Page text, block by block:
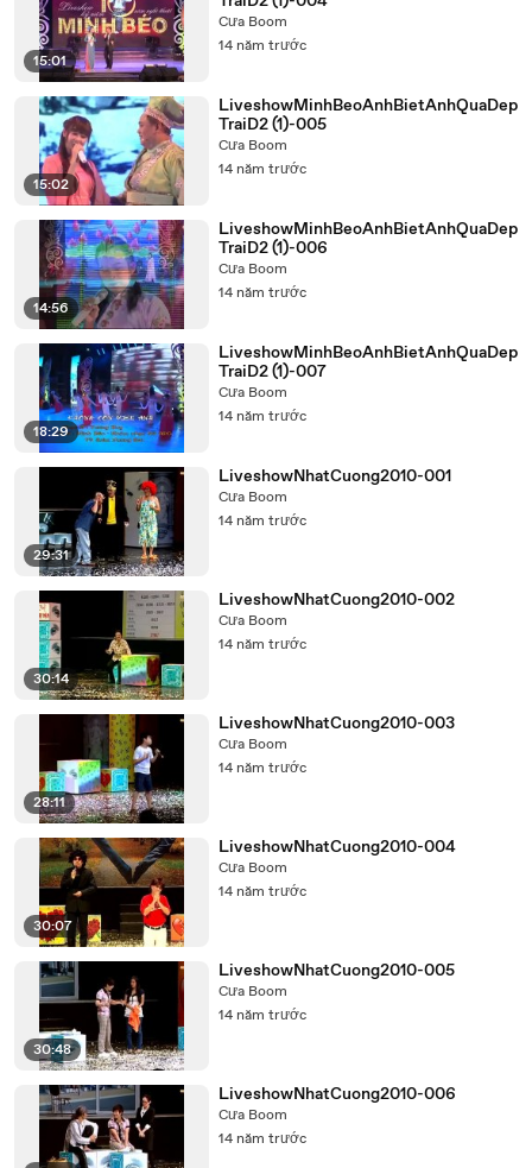
15:01
Cưa Boom
14 năm trước
15:02
LiveshowMinhBeoAnhBietAnhQuaDep
TraiD2 (1)-005
Cưa Boom
14 năm trước
14:56
LiveshowMinhBeoAnhBietAnhQuaDep
TraiD2 (1)-006
Cưa Boom
14 năm trước
18:29
LiveshowMinhBeoAnhBietAnhQuaDep
TraiD2 (1)-007
Cưa Boom
14 năm trước
29:31
LiveshowNhatCuong2010-001
Cưa Boom
14 năm trước
30:14
LiveshowNhatCuong2010-002
Cưa Boom
14 năm trước
28:11
LiveshowNhatCuong2010-003
Cưa Boom
14 năm trước
30:07
LiveshowNhatCuong2010-004
Cưa Boom
14 năm trước
30:48
LiveshowNhatCuong2010-005
Cưa Boom
14 năm trước
LiveshowNhatCuong2010-006
Cưa Boom
14 năm trước